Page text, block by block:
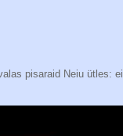
pisaraid Neiu ütles: ei